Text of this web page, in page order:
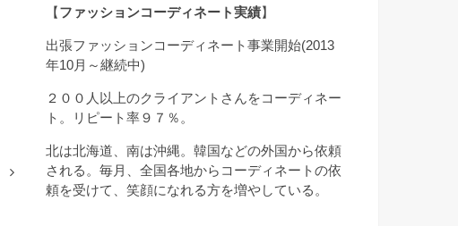
【 ファッションコーディネート実績】
出張ファッションコーディネート事業開始(2013
年10月～継続中)
２００人以上のクライアントさんをコーディネー
ト。リピート率９７％。
北は北海道、南は沖縄。韓国などの外国から依頼
される。毎月、全国各地からコーディネートの依
頼を受けて、笑顔になれる方を増やしている。